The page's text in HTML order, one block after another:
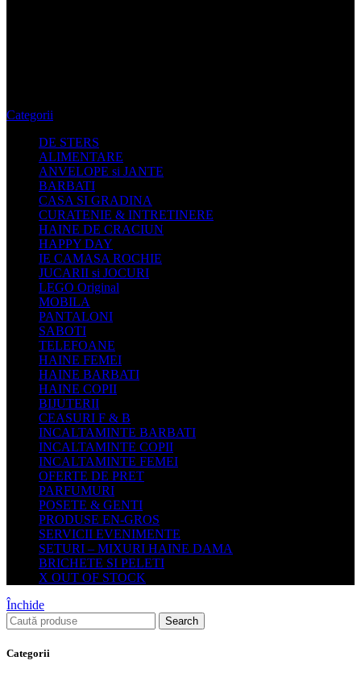
Categorii
DE STERS
ALIMENTARE
ANVELOPE si JANTE
BARBATI
CASA SI GRADINA
CURATENIE & INTRETINERE
HAINE DE CRACIUN
HAPPY DAY
IE CAMASA ROCHIE
JUCARII si JOCURI
LEGO Original
MOBILA
PANTALONI
SABOTI
TELEFOANE
HAINE FEMEI
HAINE BARBATI
HAINE COPII
BIJUTERII
CEASURI F & B
INCALTAMINTE BARBATI
INCALTAMINTE COPII
INCALTAMINTE FEMEI
OFERTE DE PRET
PARFUMURI
POSETE & GENTI
PRODUSE EN-GROS
SERVICII EVENIMENTE
SETURI – MIXURI HAINE DAMA
BRICHETE SI PELETI
X OUT OF STOCK
Închide
Search
Categorii